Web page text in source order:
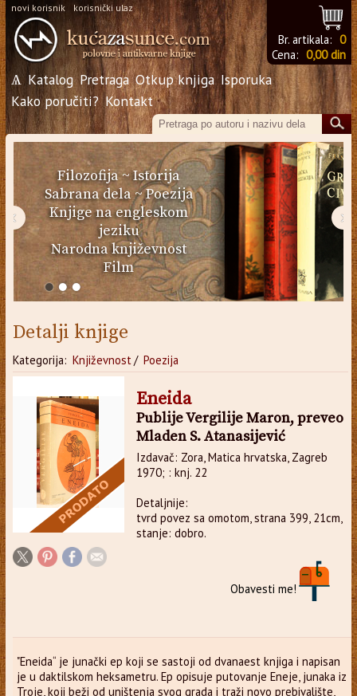
novi korisnik korisnički ulaz
Br. artikala: 0
Cena: 0,00 din
Ѧ Katalog Pretraga Otkup knjiga Isporuka
Kako poručiti? Kontakt
Filozofija~Istorija
Sabrana dela~Poezija
Knjige na engleskom
jeziku
Narodna književnost
Film
‹ ›
Detalji knjige
Kategorija: Književnost/ Poezija
Eneida
Publije Vergilije Maron, preveo
Mladen S. Atanasijević
Izdavač: Zora, Matica hrvatska, Zagreb
1970; : knj. 22
Detaljnije:
tvrd povez sa omotom, strana 399, 21cm,
stanje: dobro.
Obavesti me!
"Eneida“ je junački ep koji se sastoji od dvanaest knjiga i napisan
je u daktilskom heksametru. Ep opisuje putovanje Eneje, junaka iz
Troje, koji beži od uništenja svog grada i traži novo prebivalište,